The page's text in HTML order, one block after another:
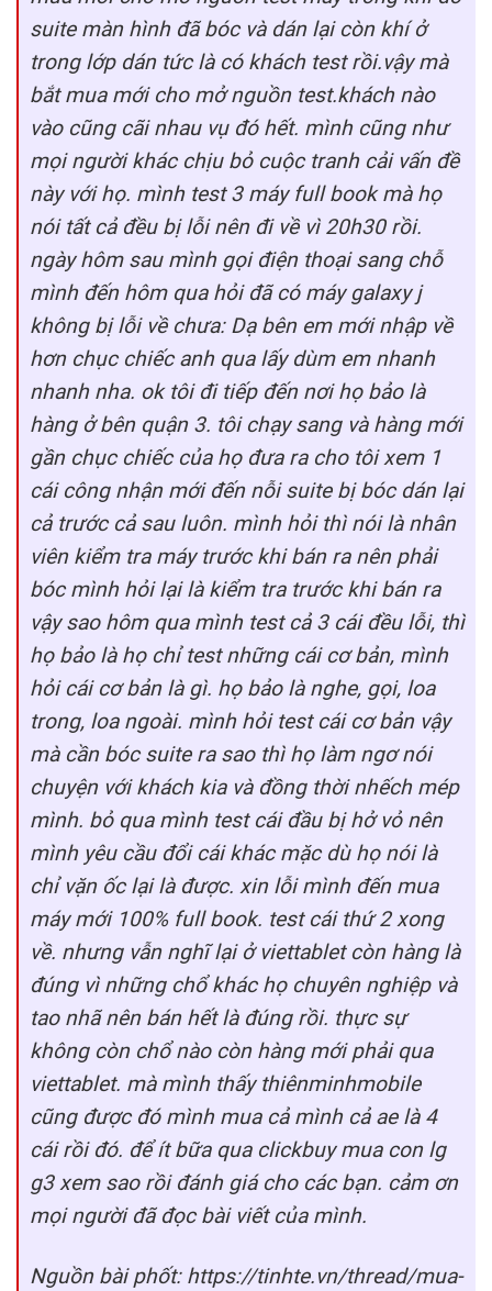
suite màn hình đã bóc và dán lại còn khí ở
trong lớp dán tức là có khách test rồi.vậy mà
bắt mua mới cho mở nguồn test.khách nào
vào cũng cãi nhau vụ đó hết. mình cũng như
mọi người khác chịu bỏ cuộc tranh cải vấn đề
này với họ. mình test 3 máy full book mà họ
nói tất cả đều bị lỗi nên đi về vì 20h30 rồi.
ngày hôm sau mình gọi điện thoại sang chỗ
mình đến hôm qua hỏi đã có máy galaxy j
không bị lỗi về chưa: Dạ bên em mới nhập về
hơn chục chiếc anh qua lấy dùm em nhanh
nhanh nha. ok tôi đi tiếp đến nơi họ bảo là
hàng ở bên quận 3. tôi chạy sang và hàng mới
gần chục chiếc của họ đưa ra cho tôi xem 1
cái công nhận mới đến nỗi suite bị bóc dán lại
cả trước cả sau luôn. mình hỏi thì nói là nhân
viên kiểm tra máy trước khi bán ra nên phải
bóc mình hỏi lại là kiểm tra trước khi bán ra
vậy sao hôm qua mình test cả 3 cái đều lỗi, thì
họ bảo là họ chỉ test những cái cơ bản, mình
hỏi cái cơ bản là gì. họ bảo là nghe, gọi, loa
trong, loa ngoài. mình hỏi test cái cơ bản vậy
mà cần bóc suite ra sao thì họ làm ngơ nói
chuyện với khách kia và đồng thời nhếch mép
mình. bỏ qua mình test cái đầu bị hở vỏ nên
mình yêu cầu đổi cái khác mặc dù họ nói là
chỉ vặn ốc lại là được. xin lỗi mình đến mua
máy mới 100% full book. test cái thứ 2 xong
về. nhưng vẫn nghĩ lại ở viettablet còn hàng là
đúng vì những chổ khác họ chuyên nghiệp và
tao nhã nên bán hết là đúng rồi. thực sự
không còn chổ nào còn hàng mới phải qua
viettablet. mà mình thấy thiênminhmobile
cũng được đó mình mua cả mình cả ae là 4
cái rồi đó. để ít bữa qua clickbuy mua con lg
g3 xem sao rồi đánh giá cho các bạn. cảm ơn
mọi người đã đọc bài viết của mình.
Nguồn bài phốt: https://tinhte.vn/thread/mua-